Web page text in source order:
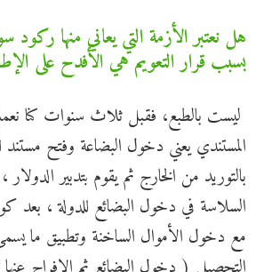
هل نعتبر الأزمة التي يعاني منها
بسبب قرار التعويم هي الأفدح على
ليست بالطبع، فقبل ثلاث سنوات كنا
المستندي يعني دخول البضاعة وفتح مستند
بالتوريد من الخارج ثم يقوم بتدبير
السلاسة في دخول البضائع للدولة ، بعد
مع دخول الأموال الساخنة وتطبيق ما